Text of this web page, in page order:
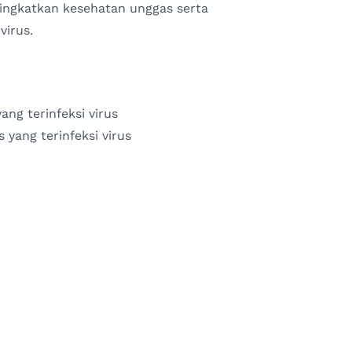
kesehatan unggas serta
terinfeksi virus
yang terinfeksi virus